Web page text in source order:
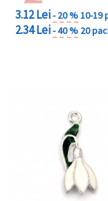
3.12 Lei- 20 %10-19
2.34 Lei- 40 % 20